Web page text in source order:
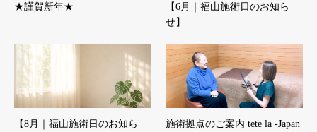
★謹賀新年★
【6月｜福山施術日のお知ら
せ】
【8月｜福山施術日のお知ら
施術拠点のご案内 tete la -Japan